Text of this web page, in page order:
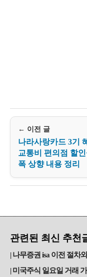
← 이전 글
나라사랑카드 3기
교통비 편의점 할인
폭 상향 내용 정리
관련된 최신 추천
나무증권 isa 이전 절차
미국주식 일요일 거래